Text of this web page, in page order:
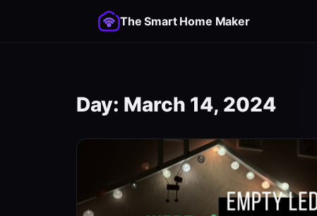
The Smart Home Maker
Day: March 14, 2024